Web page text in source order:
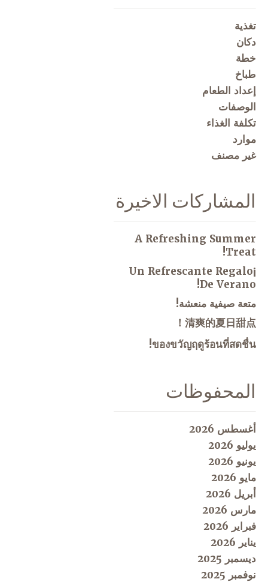
تغذية
دكان
خطة
طباخ
إعداد الطعام
الوصفات
تكلفة الغذاء
موارد
غير مصنف
المشاركات الاخيرة
A Refreshing Summer
Treat!
¡Un Refrescante Regalo
De Verano!
متعة صيفية منعشة!
清爽的夏日甜点！
ของขวัญฤดูร้อนที่สดชื่น!
المحفوظات
أغسطس 2026
يوليو 2026
يونيو 2026
مايو 2026
أبريل 2026
مارس 2026
فبراير 2026
يناير 2026
ديسمبر 2025
نوفمبر 2025